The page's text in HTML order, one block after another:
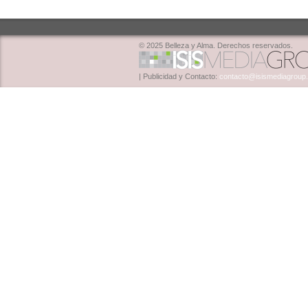
© 2025 Belleza y Alma. Derechos reservados.
| Publicidad y Contacto: